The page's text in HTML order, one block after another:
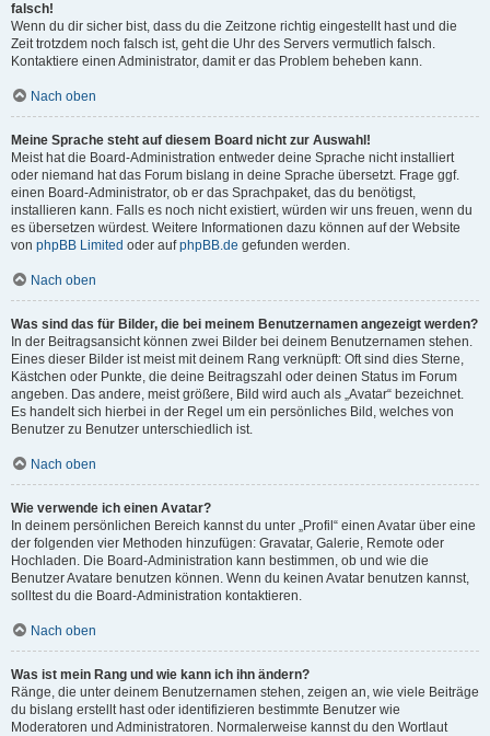
falsch!
Wenn du dir sicher bist, dass du die Zeitzone richtig eingestellt hast und die
Zeit trotzdem noch falsch ist, geht die Uhr des Servers vermutlich falsch.
Kontaktiere einen Administrator, damit er das Problem beheben kann.
Nach oben
Meine Sprache steht auf diesem Board nicht zur Auswahl!
Meist hat die Board-Administration entweder deine Sprache nicht installiert
oder niemand hat das Forum bislang in deine Sprache übersetzt. Frage ggf.
einen Board-Administrator, ob er das Sprachpaket, das du benötigst,
installieren kann. Falls es noch nicht existiert, würden wir uns freuen, wenn du
es übersetzen würdest. Weitere Informationen dazu können auf der Website
von phpBB Limited oder aufphpBB.de gefunden werden.
Nach oben
Was sind das für Bilder, die bei meinem Benutzernamen angezeigt werden?
In der Beitragsansicht können zwei Bilder bei deinem Benutzernamen stehen.
Eines dieser Bilder ist meist mit deinem Rang verknüpft: Oft sind dies Sterne,
Kästchen oder Punkte, die deine Beitragszahl oder deinen Status im Forum
angeben. Das andere, meist größere, Bild wird auch als „Avatar“ bezeichnet.
Es handelt sich hierbei in der Regel um ein persönliches Bild, welches von
Benutzer zu Benutzer unterschiedlich ist.
Nach oben
Wie verwende ich einen Avatar?
In deinem persönlichen Bereich kannst du unter „Profil“ einen Avatar über eine
der folgenden vier Methoden hinzufügen: Gravatar, Galerie, Remote oder
Hochladen. Die Board-Administration kann bestimmen, ob und wie die
Benutzer Avatare benutzen können. Wenn du keinen Avatar benutzen kannst,
solltest du die Board-Administration kontaktieren.
Nach oben
Was ist mein Rang und wie kann ich ihn ändern?
Ränge, die unter deinem Benutzernamen stehen, zeigen an, wie viele Beiträge
du bislang erstellt hast oder identifizieren bestimmte Benutzer wie
Moderatoren und Administratoren. Normalerweise kannst du den Wortlaut